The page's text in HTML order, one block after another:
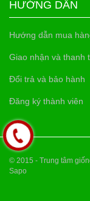
HƯỚNG DẪN
Hướng dẫn mua
Giao nhận và thanh
Đổi trả và bảo hành
Đăng ký thành viên
© 2015 - Trung tâm
Sapo